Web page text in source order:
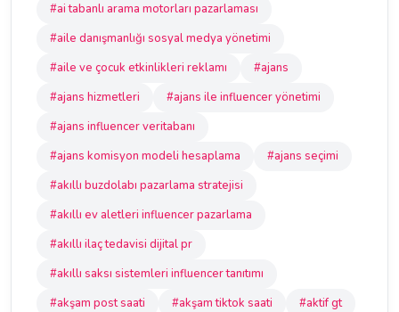
#ai tabanlı arama motorları pazarlaması
#aile danışmanlığı sosyal medya yönetimi
#aile ve çocuk etkinlikleri reklamı
#ajans
#ajans hizmetleri
#ajans ile influencer yönetimi
#ajans influencer veritabanı
#ajans komisyon modeli hesaplama
#ajans seçimi
#akıllı buzdolabı pazarlama stratejisi
#akıllı ev aletleri influencer pazarlama
#akıllı ilaç tedavisi dijital pr
#akıllı saksı sistemleri influencer tanıtımı
#akşam post saati
#akşam tiktok saati
#aktif gt